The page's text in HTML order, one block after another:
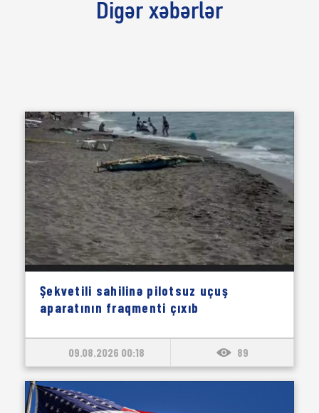
Digər xəbərlər
Şekvetili sahilinə pilotsuz uçuş
aparatının fraqmenti çıxıb
09.08.2026 00:18 89